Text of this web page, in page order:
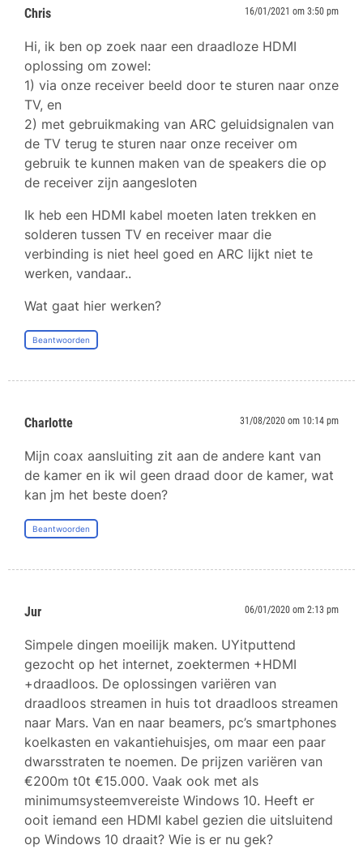
Chris 16/01/2021 om 3:50 pm
Hi, ik ben op zoek naar een draadloze HDMI
oplossing om zowel:
1) via onze receiver beeld door te sturen naar onze
TV, en
2) met gebruikmaking van ARC geluidsignalen van
de TV terug te sturen naar onze receiver om
gebruik te kunnen maken van de speakers die op
de receiver zijn aangesloten
Ik heb een HDMI kabel moeten laten trekken en
solderen tussen TV en receiver maar die
verbinding is niet heel goed en ARC lijkt niet te
werken, vandaar..
Wat gaat hier werken?
Beantwoorden
Charlotte 31/08/2020 om 10:14 pm
Mijn coax aansluiting zit aan de andere kant van
de kamer en ik wil geen draad door de kamer, wat
kan jm het beste doen?
Beantwoorden
Jur 06/01/2020 om 2:13 pm
Simpele dingen moeilijk maken. UYitputtend
gezocht op het internet, zoektermen +HDMI
+draadloos. De oplossingen variëren van
draadloos streamen in huis tot draadloos streamen
naar Mars. Van en naar beamers, pc’s smartphones
koelkasten en vakantiehuisjes, om maar een paar
dwarsstraten te noemen. De prijzen variëren van
€200m t0t €15.000. Vaak ook met als
minimumsysteemvereiste Windows 10. Heeft er
ooit iemand een HDMI kabel gezien die uitsluitend
op Windows 10 draait? Wie is er nu gek?